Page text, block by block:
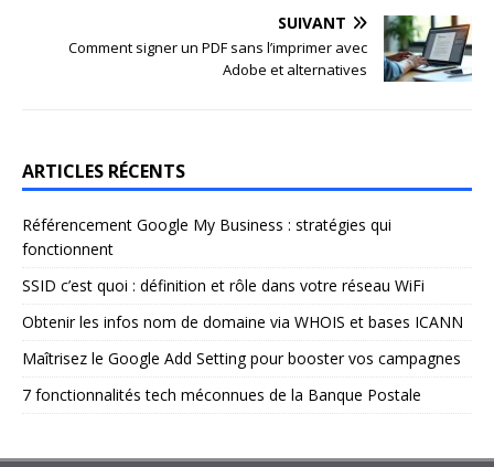
SUIVANT
Comment signer un PDF sans l’imprimer avec
Adobe et alternatives
ARTICLES RÉCENTS
Référencement Google My Business : stratégies qui
fonctionnent
SSID c’est quoi : définition et rôle dans votre réseau WiFi
Obtenir les infos nom de domaine via WHOIS et bases ICANN
Maîtrisez le Google Add Setting pour booster vos campagnes
7 fonctionnalités tech méconnues de la Banque Postale